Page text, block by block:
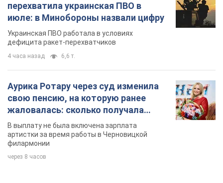
перехватила украинская ПВО в
июле: в Минобороны назвали цифру
Украинская ПВО работала в условиях
дефицита ракет-перехватчиков
4 часа назад 6,6 т.
Аурика Ротару через суд изменила
свою пенсию, на которую ранее
жаловалась: сколько получала
певица
В выплату не была включена зарплата
артистки за время работы в Черновицкой
филармонии
через 8 часов